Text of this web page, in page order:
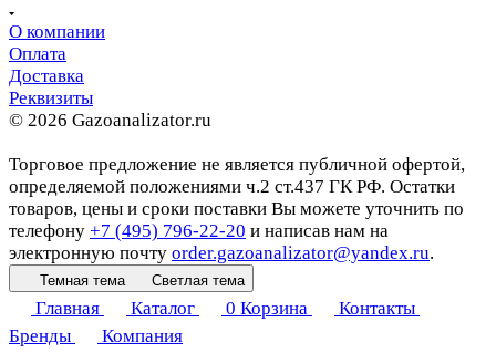
О компании
Оплата
Доставка
Реквизиты
© 2026 Gazoanalizator.ru
Торговое предложение не является публичной офертой,
определяемой положениями ч.2 ст.437 ГК РФ. Остатки
товаров, цены и сроки поставки Вы можете уточнить по
телефону +7 (495) 796-22-20 и написав нам на
электронную почту order.gazoanalizator@yandex.ru.
Темная тема Светлая тема
Главная Каталог 0 Корзина
Контакты
Бренды
Компания